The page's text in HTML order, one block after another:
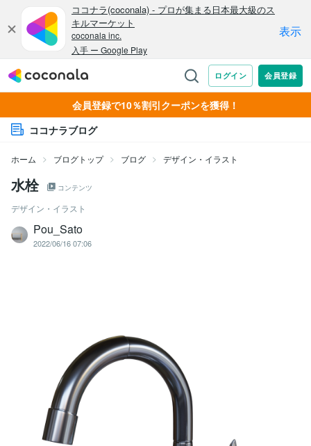
会員登録で10％割引クーポンを獲得！
ココナラブログ
ホーム ブログトップ ブログ デザイン・イラスト
水栓 コンテンツ
デザイン・イラスト
Pou_Sato
2022/06/16 07:06